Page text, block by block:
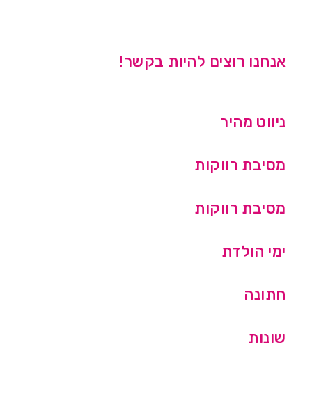
אנחנו רוצים להיות בקשר!
ניווט מהיר
מסיבת רווקות
מסיבת רווקות
ימי הולדת
חתונה
שונות